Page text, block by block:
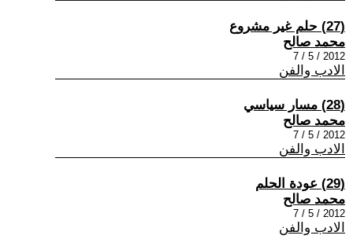
(27) حلم غير مشروع
محمد صالح
2012 / 5 / 7
الادب والفن
(28) مسار سياسي
محمد صالح
2012 / 5 / 7
الادب والفن
(29) عودة الحلم
محمد صالح
2012 / 5 / 7
الادب والفن